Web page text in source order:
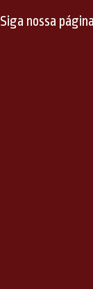
nossa página